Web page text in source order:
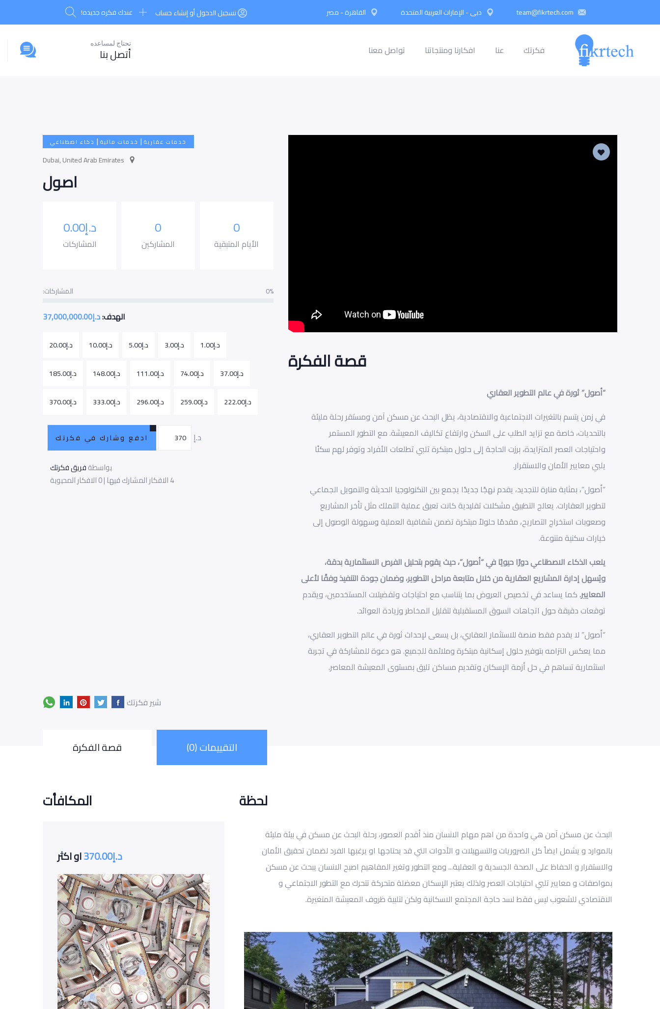
team@fikrtech.com دبي - الإمارات العربية المتحدة القاهرة - مصر عندك فكره جديده! تسجيل الدخول أو إنشاء حساب
تواصل معنا افكارنا ومنتجاتنا عنا فكرتك تحتاج لمساعده
أتصل بنا
قصة الفكرة
“أصول” ثورة في عالم التطوير العقاري
في زمن يتسم بالتغيرات الاجتماعية والاقتصادية، يظل البحث عن مسكن آمن ومستقر رحلة مليئة
بالتحديات، خاصة مع تزايد الطلب على السكن وارتفاع تكاليف المعيشة. مع التطور المستمر
واحتياجات العصر المتزايدة، برزت الحاجة إلى حلول مبتكرة تلبي تطلعات الأفراد وتوفر لهم سكنًا
يلبي معايير الأمان والاستقرار.
“أصول”، بمثابة منارة للتجديد، يقدم نهجًا جديدًا يجمع بين التكنولوجيا الحديثة والتمويل الجماعي
لتطوير العقارات. يعالج التطبيق مشكلات تقليدية كانت تعيق عملية التملك مثل تأخر المشاريع
وصعوبات استخراج التصاريح، مقدمًا حلولاً مبتكرة تضمن شفافية العملية وسهولة الوصول إلى
خيارات سكنية متنوعة.
يلعب الذكاء الاصطناعي دورًا حيويًا في “أصول”، حيث يقوم بتحليل الفرص الاستثمارية بدقة،
ويُسهل إدارة المشاريع العقارية من خلال متابعة مراحل التطوير، وضمان جودة التنفيذ وفقًا لأعلى
المعايير.كما يساعد في تخصيص العروض بما يتناسب مع احتياجات وتفضيلات المستخدمين، ويقدم
توقعات دقيقة حول اتجاهات السوق المستقبلية لتقليل المخاطر وزيادة العوائد.
“أصول” لا يقدم فقط منصة للاستثمار العقاري، بل يسعى لإحداث ثورة في عالم التطوير العقاري،
مما يعكس التزامه بتوفير حلول إسكانية مبتكرة وملائمة للجميع. هو دعوة للمشاركة في تجربة
استثمارية تساهم في حل أزمة الإسكان وتقديم مساكن تليق بمستوى المعيشة المعاصر.
خدمات عقارية| خدمات مالية| ذكاء اصطناعي
Dubai, United Arab Emirates
اصول
د.إ0.00
المشاركات
0
المشاركين
0
الأيام المتبقية
المشاركات: 0%
الهدف:د.إ37,000,000.00
د.إ1.00 د.إ3.00 د.إ5.00 د.إ10.00 د.إ20.00
د.إ37.00 د.إ74.00 د.إ111.00 د.إ148.00 د.إ185.00
د.إ222.00 د.إ259.00 د.إ296.00 د.إ333.00 د.إ370.00
د.إ ادفع وشارك في فكرتك
بواسطةفريق فكرتك
4 الافكار المشارك فيها | 0 الافكار المحبوبة
شير فكرتك
قصة الفكرة التقييمات (0)
لحظة
البحث عن مسكن آمن هيواحدة من اهم مهام الانسان منذ أقدم العصور، رحلة البحث عن مسكن في بيئة مليئة
بالموارد و يشمل ايضاًكل الضروريات والتسهيلاتو الأدوات التي قد يحتاجها او يرغبها الفرد لضمان تحقيق الأمان
والاستقرار و الحفاظعلى الصحة الجسدية و العقلية... ومع التطور وتغير المفاهيم اصبح الانسان يبحث عن مسكن
بمواصفاتو معايير تلبي احتياجات العصر ولذلك يعتبر الإسكانمعضلة متحركة تتحرك مع التطور الاجتماعيو
الاقتصاديللشعوب ليس فقط لسد حاجة المجتمع الاسكانية ولكن لتلبية ظروف المعيشة المتغيرة.
المكافأت
د.إ370.00او اكثر